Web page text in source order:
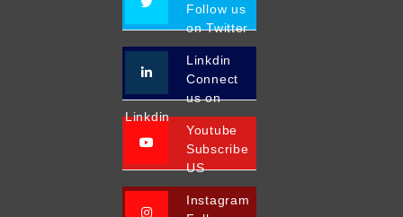
Follow us
on Twitter
Linkdin
Connect
us on
Linkdin
Youtube
Subscribe
US
Instagram